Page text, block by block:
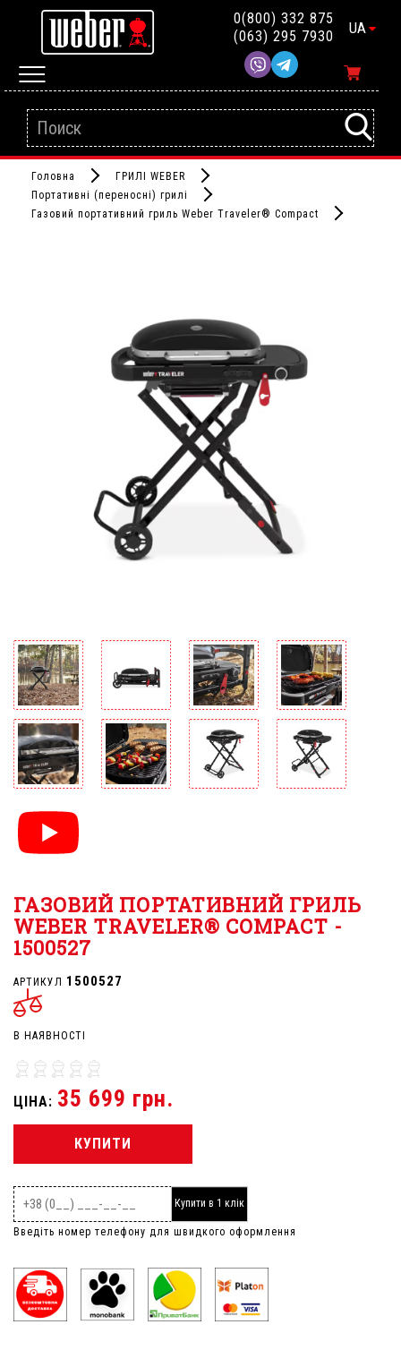
0(800) 332 875
(063) 295 7930
UA
Головна
ГРИЛІ WEBER
Портативні (переносні) грилі
Газовий портативний гриль Weber Traveler® Compact
ГАЗОВИЙ ПОРТАТИВНИЙ ГРИЛЬ
WEBER TRAVELER® COMPACT -
1500527
АРТИКУЛ 1500527
В НАЯВНОСТІ
ЦІНА: 35 699 грн.
КУПИТИ
Купити в 1 клік
Введіть номер телефону для швидкого оформлення